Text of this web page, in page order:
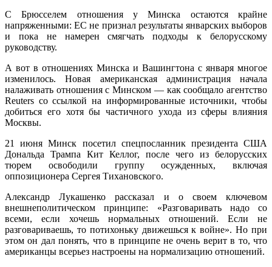
С Брюсселем отношения у Минска остаются крайне
напряженными: ЕС не признал результаты январских выборов
и пока не намерен смягчать подходы к белорусскому
руководству.
А вот в отношениях Минска и Вашингтона с января многое
изменилось. Новая американская администрация начала
налаживать отношения с Минском — как сообщало агентство
Reuters со ссылкой на информированные источники, чтобы
добиться его хотя бы частичного ухода из сферы влияния
Москвы.
21 июня Минск посетил спецпосланник президента США
Дональда Трампа Кит Келлог, после чего из белорусских
тюрем освободили группу осужденных, включая
оппозиционера Сергея Тихановского.
Александр Лукашенко рассказал и о своем ключевом
внешнеполитическом принципе: «Разговаривать надо со
всеми, если хочешь нормальных отношений. Если не
разговариваешь, то потихоньку движешься к войне». Но при
этом он дал понять, что в принципе не очень верит в то, что
американцы всерьез настроены на нормализацию отношений.